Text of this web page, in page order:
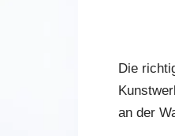
Die
an der